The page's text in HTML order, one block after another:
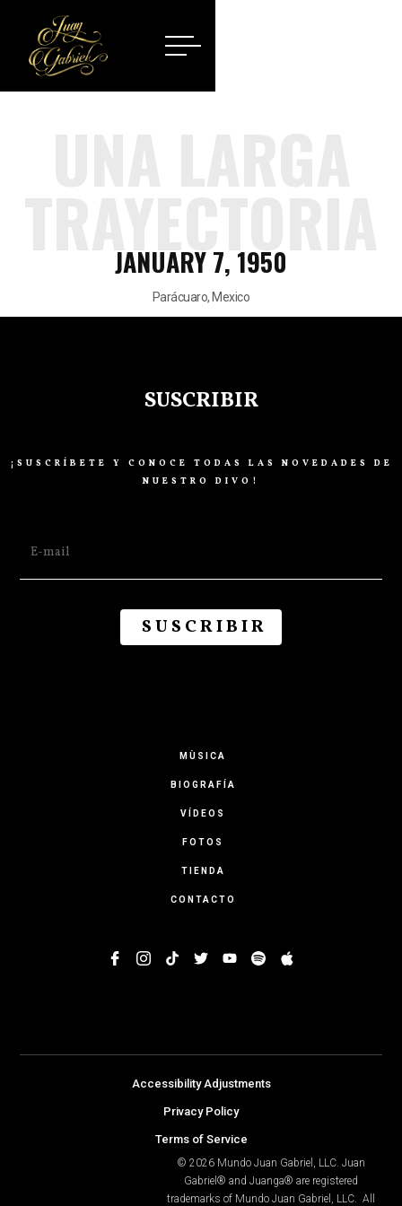
JANUARY 7, 1950
Parácuaro, Mexico
SUSCRIBIR
¡SUSCRÍBETE Y CONOCE TODAS LAS NOVEDADES DE
NUESTRO DIVO!
MÙSICA
BIOGRAFÍA
VÍDEOS
FOTOS
TIENDA
CONTACTO
Accessibility Adjustments
Privacy Policy
Terms of Service
© 2026 Mundo Juan Gabriel, LLC. Juan
Gabriel® and Juanga® are registered
trademarks of Mundo Juan Gabriel, LLC. All